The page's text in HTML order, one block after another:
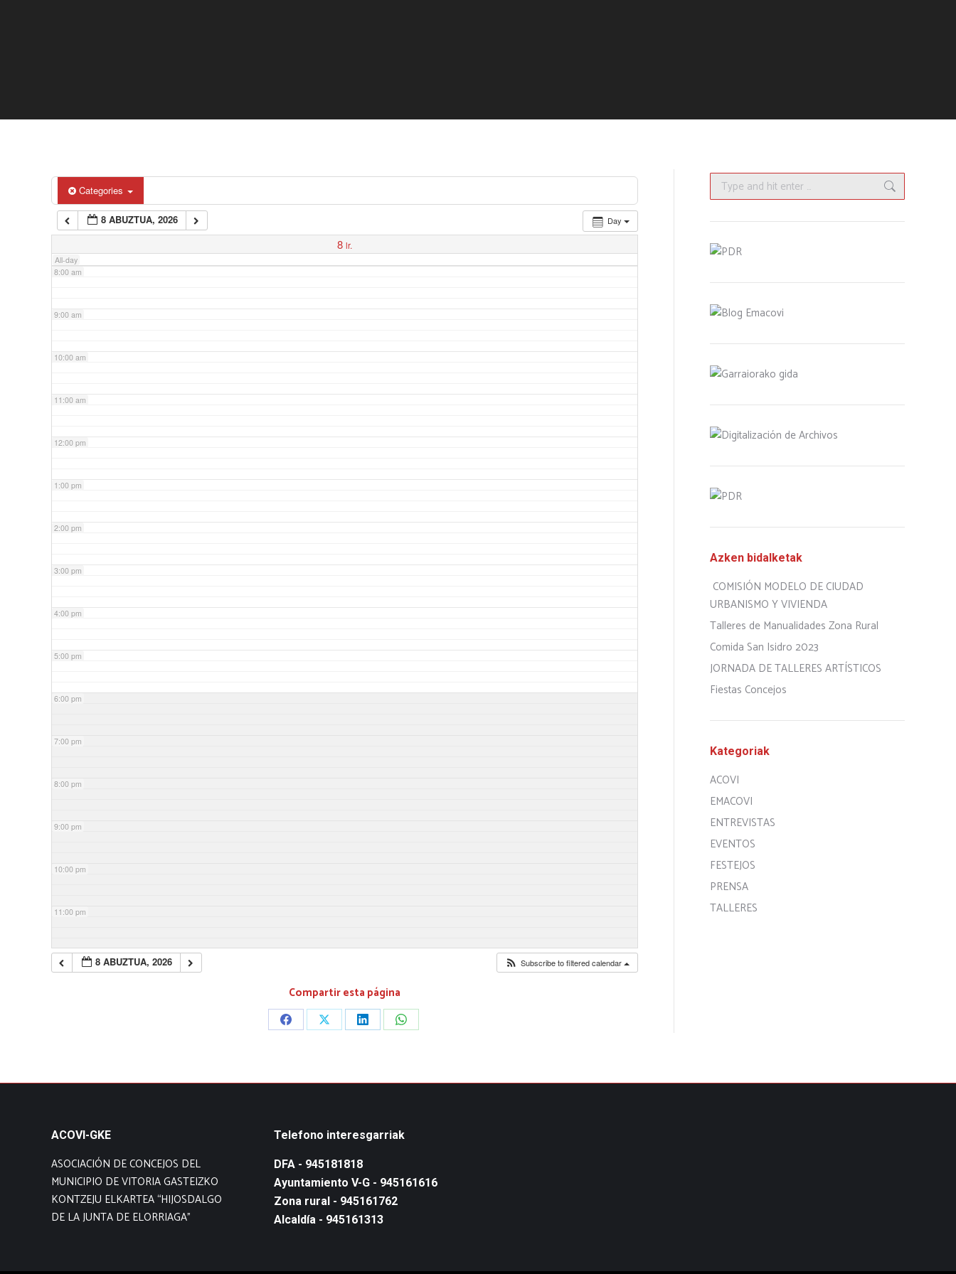
Categories
Day
8 ABUZTUA, 2026
8 lr.
All-day
6:00 am
7:00 am
8:00 am
9:00 am
10:00 am
11:00 am
12:00 pm
1:00 pm
2:00 pm
3:00 pm
4:00 pm
5:00 pm
6:00 pm
7:00 pm
8:00 pm
9:00 pm
10:00 pm
11:00 pm
8 ABUZTUA, 2026 Subscribe to filtered calendar
Compartir esta página
Share Share Share Share
Search:
Azken bidalketak
COMISIÓN MODELO DE CIUDAD
URBANISMO Y VIVIENDA
Talleres de Manualidades Zona Rural
Comida San Isidro 2023
JORNADA DE TALLERES ARTÍSTICOS
Fiestas Concejos
Kategoriak
ACOVI
EMACOVI
ENTREVISTAS
EVENTOS
FESTEJOS
PRENSA
TALLERES
ACOVI-GKE
ASOCIACIÓN DE CONCEJOS DEL
MUNICIPIO DE VITORIA GASTEIZKO
KONTZEJU ELKARTEA “HIJOSDALGO
DE LA JUNTA DE ELORRIAGA”
Telefono interesgarriak
DFA - 945181818
Ayuntamiento V-G - 945161616
Zona rural - 945161762
Alcaldía - 945161313